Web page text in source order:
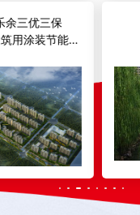
三优三保
用涂装节能系